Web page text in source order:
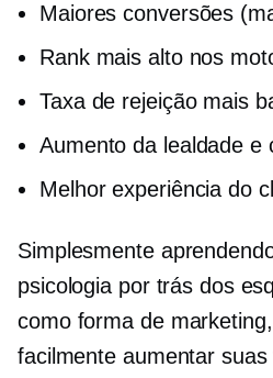
Maiores conversões
Rank mais alto nos
Taxa de rejeição mais
Aumento da lealdade e
Melhor experiência do
Simplesmente
psicologia por trás dos
como forma de
facilmente aumentar